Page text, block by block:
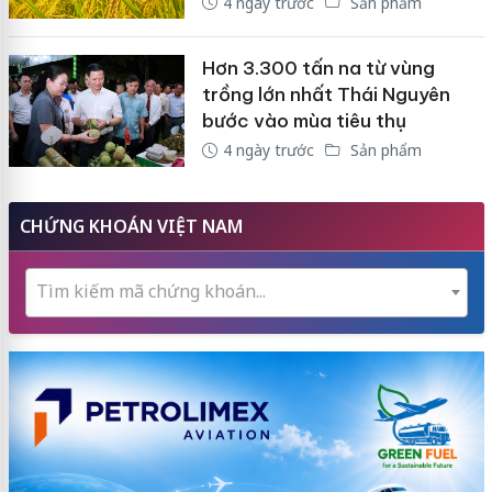
Hơn 3.300 tấn na từ vùng
trồng lớn nhất Thái Nguyên
bước vào mùa tiêu thụ
4 ngày trước Sản phẩm
CHỨNG KHOÁN VIỆT NAM
Tìm kiếm mã chứng khoán...